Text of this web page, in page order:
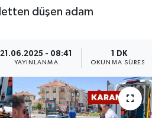
düşen adam
21.06.2025 - 08:41
YAYINLANMA
1 DK
OKUNMA SÜRESI